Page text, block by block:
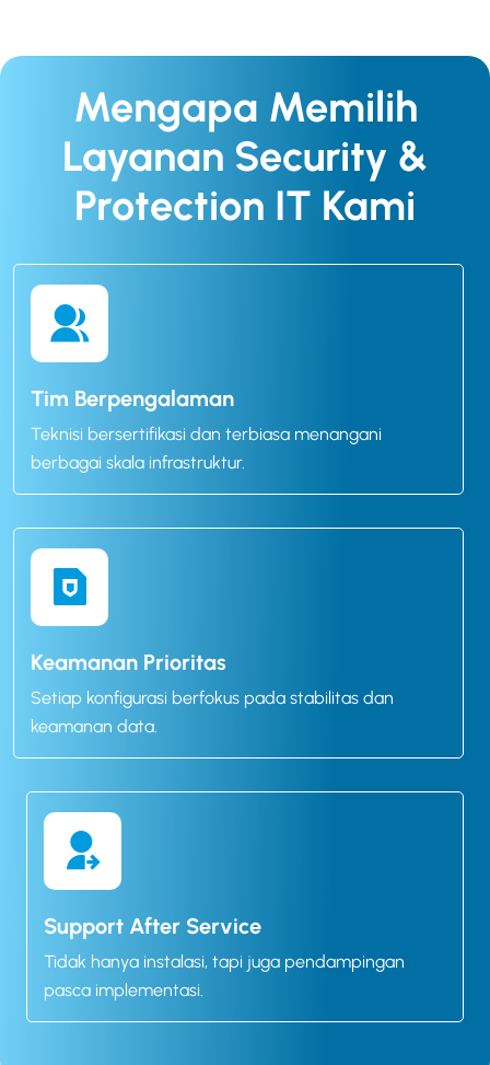
Mengapa Memilih
Layanan Security &
Protection IT Kami
Tim Berpengalaman
Teknisi bersertifikasi dan terbiasa menangani
berbagai skala infrastruktur.
Keamanan Prioritas
Setiap konfigurasi berfokus pada stabilitas dan
keamanan data.
Support After Service
Tidak hanya instalasi, tapi juga pendampingan
pasca implementasi.